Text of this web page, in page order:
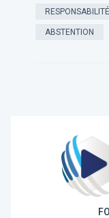
RESPONSABILITÉ
ABSTENTION